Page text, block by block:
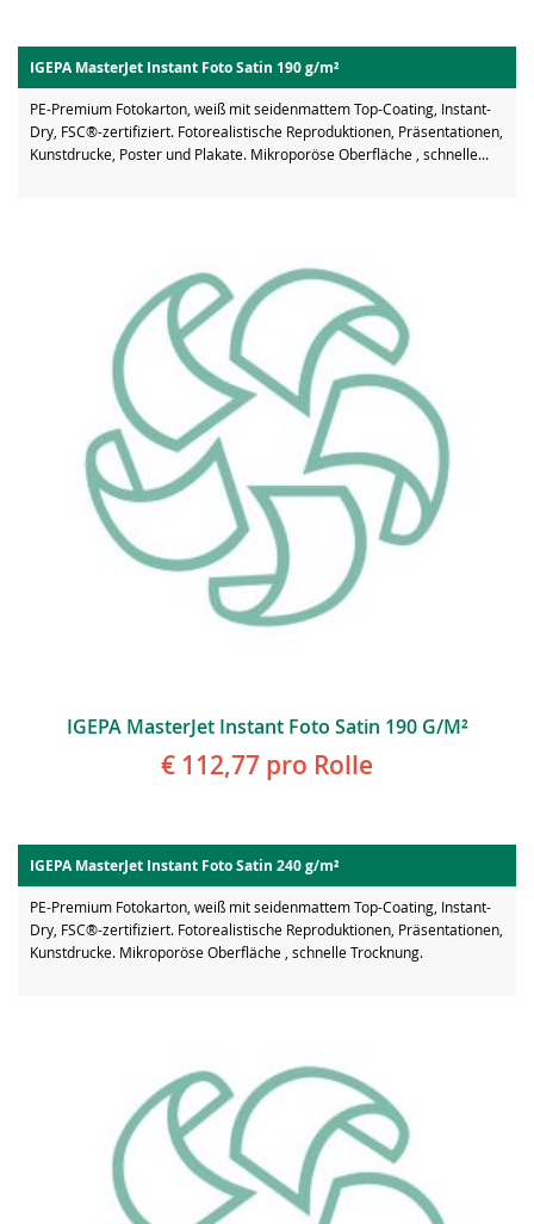
IGEPA MasterJet Instant Foto Satin 190 g/m²
PE-Premium Fotokarton, weiß mit seidenmattem Top-Coating, Instant-
Dry, FSC®-zertifiziert. Fotorealistische Reproduktionen, Präsentationen,
Kunstdrucke, Poster und Plakate. Mikroporöse Oberfläche , schnelle...
IGEPA MasterJet Instant Foto Satin 190 G/m²
€ 112,77 pro Rolle
IGEPA MasterJet Instant Foto Satin 240 g/m²
PE-Premium Fotokarton, weiß mit seidenmattem Top-Coating, Instant-
Dry, FSC®-zertifiziert. Fotorealistische Reproduktionen, Präsentationen,
Kunstdrucke. Mikroporöse Oberfläche , schnelle Trocknung.